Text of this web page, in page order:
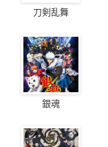
刀剣乱舞
銀魂